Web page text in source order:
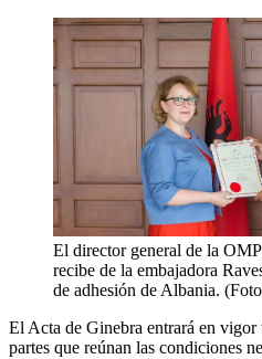
El director general de la
recibe de la embajadora
de adhesión de Albania.
El Acta de Ginebra entrará en vigor
partes que reúnan las condiciones